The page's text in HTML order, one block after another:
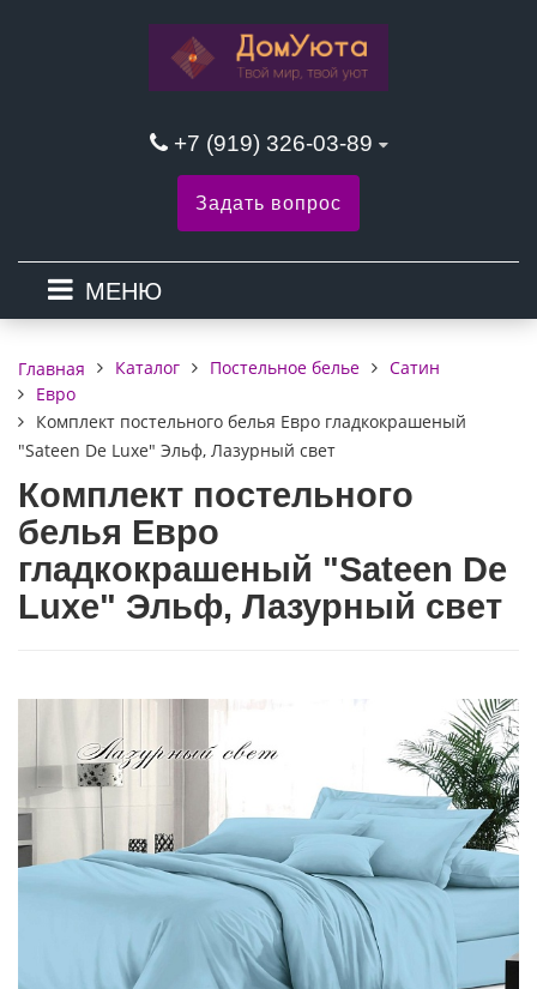
+7 (919) 326-03-89
Задать вопрос
МЕНЮ
Главная Каталог Постельное белье
Сатин
Евро
Комплект постельного белья Евро гладкокрашеный
"Sateen De Luxe" Эльф, Лазурный свет
Комплект постельного
белья Евро
гладкокрашеный "Sateen De
Luxe" Эльф, Лазурный свет